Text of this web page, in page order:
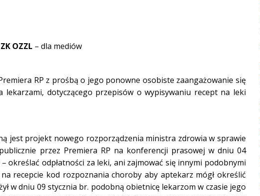
OZZL – dla mediów
RP z prośbą o jego ponowne osobiste zaangażowanie się
dotyczącego przepisów o wypisywaniu recept na leki
jest projekt nowego rozporządzenia ministra zdrowia w sprawie
przez Premiera RP na konferencji prasowej w dniu 04
określać odpłatności za leki, ani zajmować się innymi podobnymi
recepcie kod rozpoznania choroby aby aptekarz mógł określić
w dniu 09 stycznia br. podobną obietnicę lekarzom w czasie jego